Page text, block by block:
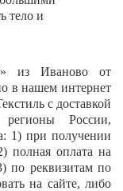
тело и
» из Иваново от
в нашем интернет
с доставкой
России,
1) при получении
полная оплата на
по реквизитам по
на сайте, либо